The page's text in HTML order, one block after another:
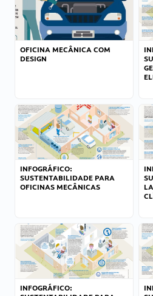
OFICINA MECÂNICA COM
DESIGN
INFOGRÁFICO:
SUSTENTABILIDADE PARA
OFICINAS MECÂNICAS
INFOGRÁFICO: